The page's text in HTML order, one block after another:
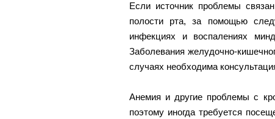
Если источник проблемы
полости рта, за помощью
инфекциях и воспалениях
Заболевания желудочно-
случаях необходима
Анемия и другие проблемы с
поэтому иногда требуется